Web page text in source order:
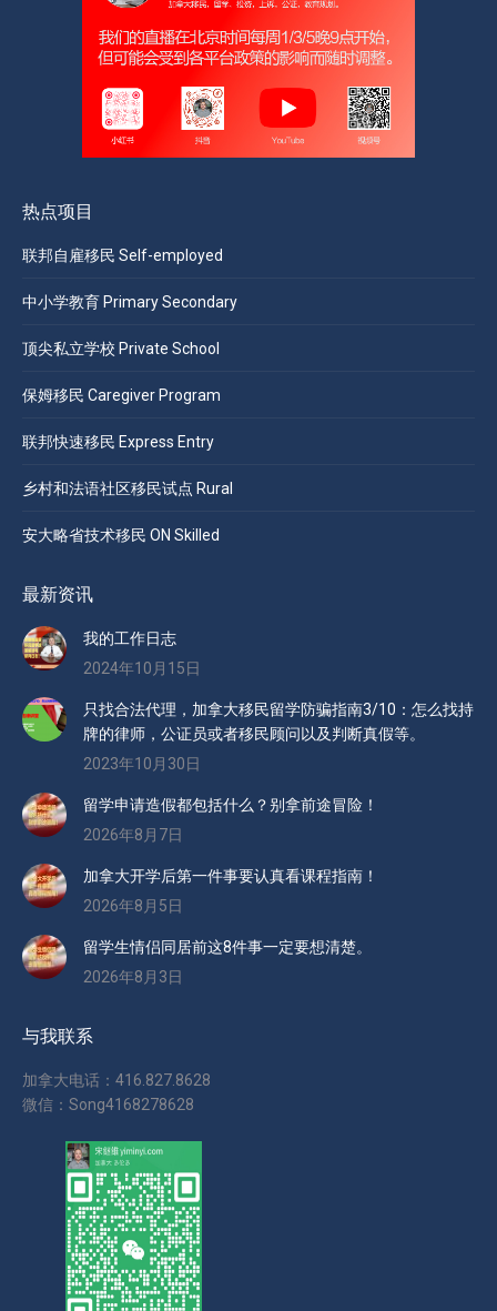
热点项目
联邦自雇移民 Self-employed
中小学教育 Primary Secondary
顶尖私立学校 Private School
保姆移民 Caregiver Program
联邦快速移民 Express Entry
乡村和法语社区移民试点 Rural
安大略省技术移民 ON Skilled
最新资讯
我的工作日志
2024年10月15日
只找合法代理，加拿大移民留学防骗指南3/10：怎么找持
牌的律师，公证员或者移民顾问以及判断真假等。
2023年10月30日
留学申请造假都包括什么？别拿前途冒险！
2026年8月7日
加拿大开学后第一件事要认真看课程指南！
2026年8月5日
留学生情侣同居前这8件事一定要想清楚。
2026年8月3日
与我联系
加拿大电话：416.827.8628
微信：Song4168278628